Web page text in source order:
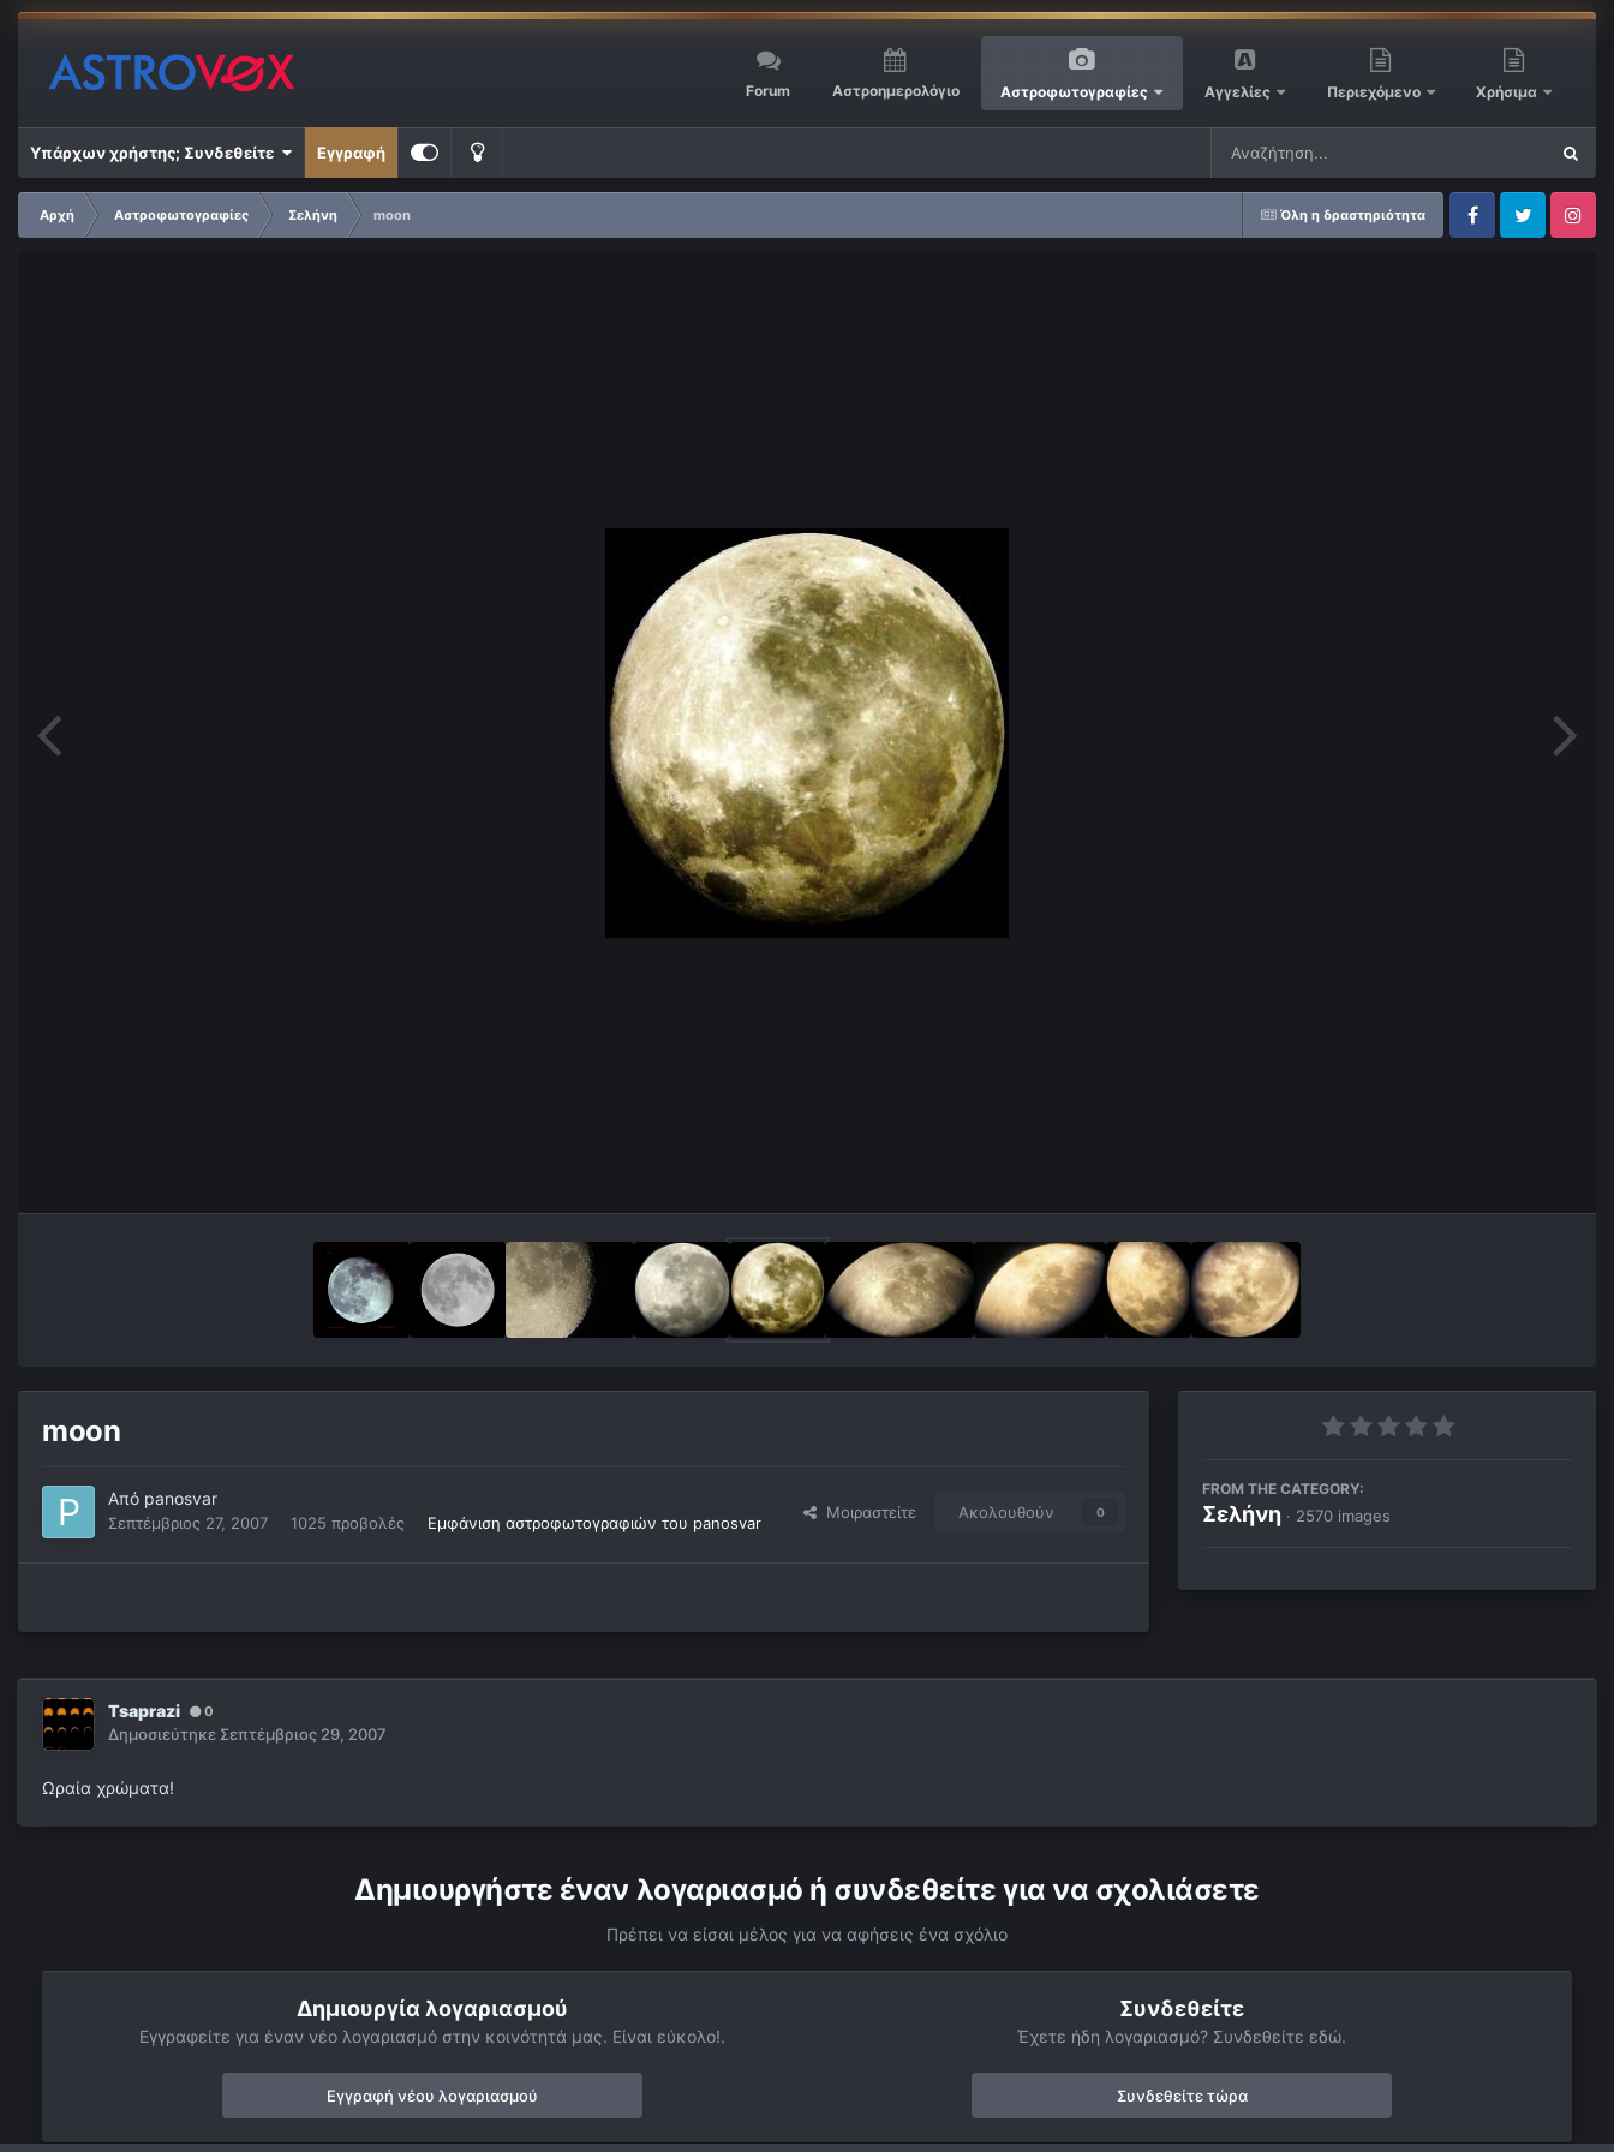
Forum Αστροημερολόγιο Αστροφωτογραφίες Αγγελίες Περιεχόμενο Χρήσιμα
Υπάρχων χρήστης; Συνδεθείτε Εγγραφή
Όλη η δραστηριότητα
Αρχή Αστροφωτογραφίες Σελήνη
moon
FacebookTwitter Instagram
moon
Από panosvar
Σεπτέμβριος 27, 2007 1025 προβολές Εμφάνιση αστροφωτογραφιών του panosvar
Μοιραστείτε Ακολουθούν 0
FROM THE CATEGORY:
Σελήνη · 2570 images
Tsaprazi 0
Δημοσιεύτηκε Σεπτέμβριος 29, 2007
Ωραία χρώματα!
Δημιουργήστε έναν λογαριασμό ή συνδεθείτε για να σχολιάσετε
Πρέπει να είσαι μέλος για να αφήσεις ένα σχόλιο
Δημιουργία λογαριασμού
Εγγραφείτε για έναν νέο λογαριασμό στην κοινότητά μας. Είναι εύκολο!.
Εγγραφή νέου λογαριασμού
Συνδεθείτε
Έχετε ήδη λογαριασμό? Συνδεθείτε εδώ.
Συνδεθείτε τώρα